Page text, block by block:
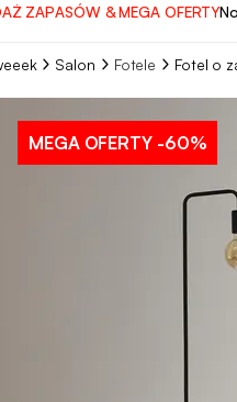
ZAPASÓW & MEGA OFERTY
Salon Fotele Fotel o
MEGA OFERTY-60%